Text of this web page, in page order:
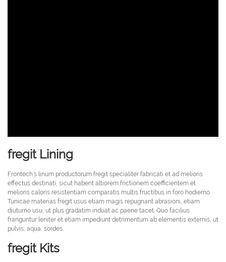
fregit Lining
Frontech’s linum productorum fregit specialiter fabricati et ad melioris
effectus destinati, sicut habent altiorem frictionem coefficientem et
melioris caloris resistentiam comparatis multis fructibus in foro hodierno.
Tunicae materias fregit usus etiam magis repugnant abrasioni, etiam
diuturno usu, ut plus gradatim induat ac paene tacet. Quo facilius
franguntur leniter et etiam impediunt detrimentum ab elementis externis, ut
pulvis, aqua, sordes.
fregit Kits